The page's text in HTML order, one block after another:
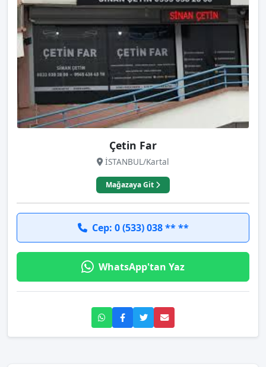
Çetin Far
İSTANBUL/Kartal
Mağazaya Git
Cep: 0 (533) 038 ** **
WhatsApp'tan Yaz